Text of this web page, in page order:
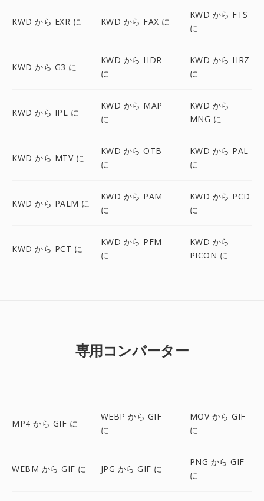
KWD から EXR に KWD から FAX に
KWD から FTS
に
KWD から G3 に
KWD から HDR
に
KWD から HRZ
に
KWD から IPL に
KWD から MAP
に
KWD から
MNG に
KWD から MTV に
KWD から OTB
に
KWD から PAL
に
KWD から PALM に
KWD から PAM
に
KWD から PCD
に
KWD から PCT に
KWD から PFM
に
KWD から
PICON に
専用コンバーター
MP4 から GIF に
WEBP から GIF
に
MOV から GIF
に
WEBM から GIF に JPG から GIF に
PNG から GIF
に